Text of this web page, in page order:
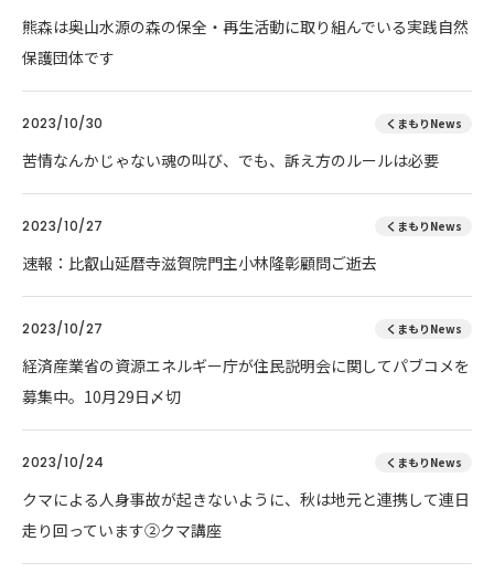
熊森は奥山水源の森の保全・再生活動に取り組んでいる実践自然
保護団体です
2023/10/30 くまもりNews
苦情なんかじゃない魂の叫び、でも、訴え方のルールは必要
2023/10/27 くまもりNews
速報：比叡山延暦寺滋賀院門主小林隆彰顧問ご逝去
2023/10/27 くまもりNews
経済産業省の資源エネルギー庁が住民説明会に関してパブコメを
募集中。10月29日〆切
2023/10/24 くまもりNews
クマによる人身事故が起きないように、秋は地元と連携して連日
走り回っています②クマ講座